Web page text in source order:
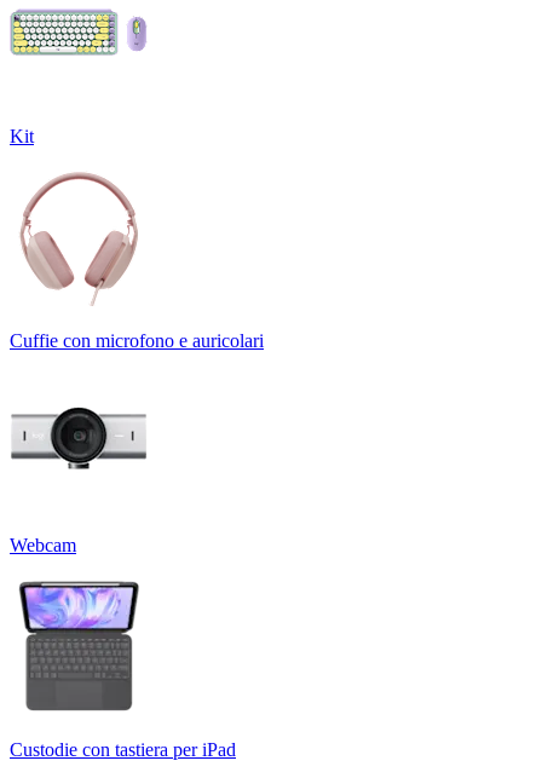
Kit
Cuffie con microfono e auricolari
Webcam
Custodie con tastiera per iPad